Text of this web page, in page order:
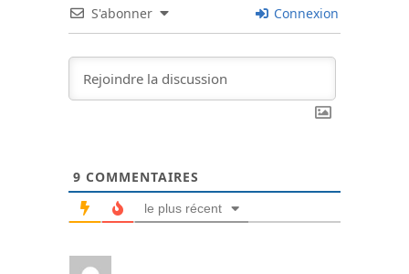
S'abonner Connexion
9 COMMENTAIRES
le plus récent